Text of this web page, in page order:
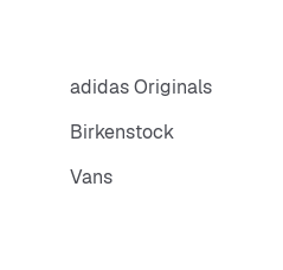
adidas Originals
Birkenstock
Vans